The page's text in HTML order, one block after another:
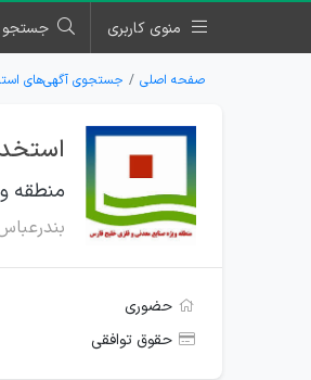
منوی کاربری
صفحه اصلی جستجوی آگهی‌های
منطقه
حضوری
حقوق توافقی